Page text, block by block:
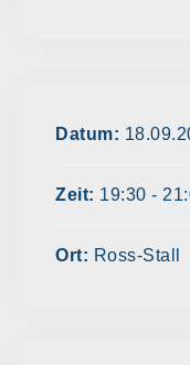
Datum:
Zeit: 19:30 -
Ort: Ross-Stall